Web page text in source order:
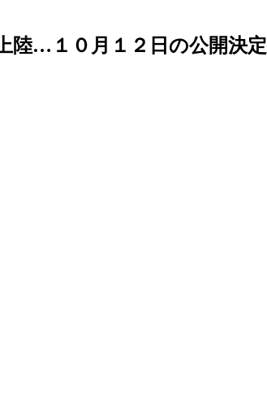
陸…１０月１２日の公開決定